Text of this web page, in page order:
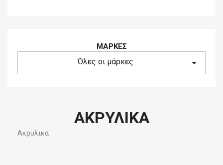
ΜΆΡΚΕΣ
Όλες οι μάρκες arrow_drop_down
ΑΚΡΥΛΙΚΆ
Ακρυλικά